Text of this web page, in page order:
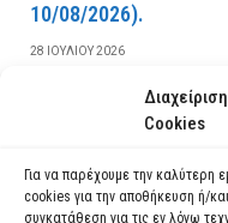
Cookies
Για να παρέχουμε την καλύτερη
cookies για την αποθήκευση ή/
συγκατάθεση για τις εν λόγω
10/08/2026).
28 ΙΟΥΛΊΟΥ 2026
ΔΙΑΒΆΣΤΕ ΠΕΡΙΣΣΌΤΕΡΑ